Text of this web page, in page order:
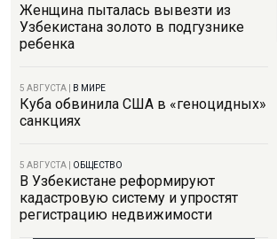
Женщина пыталась вывезти из
Узбекистана золото в подгузнике
ребенка
5 АВГУСТА В МИРЕ
Куба обвинила США в «геноцидных»
санкциях
5 АВГУСТА ОБЩЕСТВО
В Узбекистане реформируют
кадастровую систему и упростят
регистрацию недвижимости